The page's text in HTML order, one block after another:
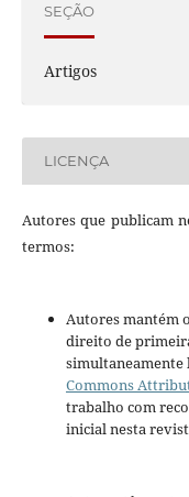
SEÇÃO
Artigos
LICENÇA
Autores que publicam
termos:
Autores mantém
direito de
simultaneamente
Commons
trabalho com
inicial nesta